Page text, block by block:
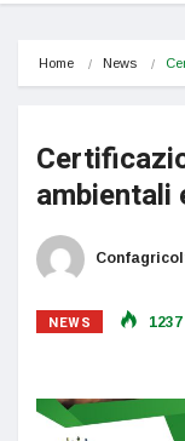
Home News
ambientali
NEWS 1237